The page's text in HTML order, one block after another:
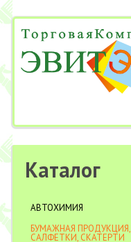
Каталог
АВТОХИМИЯ
БУМАЖНАЯ ПРОДУКЦИЯ,
САЛФЕТКИ, СКАТЕРТИ